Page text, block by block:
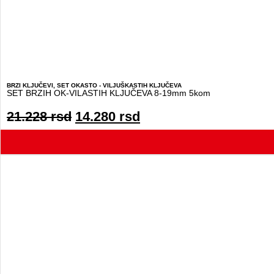
BRZI KLJUČEVI SET OKASTO - VILJUŠKASTIH KLJUČEVA
SET BRZIH OK-VILASTIH KLJUČEVA 8-19mm 5kom
21.228rsd 14.280 rsd